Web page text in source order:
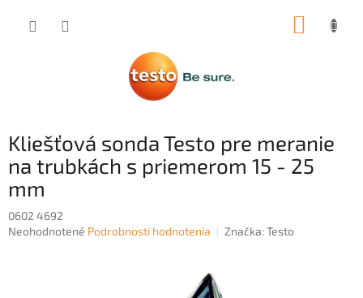
Kliešťová sonda Testo pre meranie
na trubkách s priemerom 15 - 25
mm
0602 4692
Priemerné
Neohodnotené Podrobnosti hodnotenia Značka:Testo